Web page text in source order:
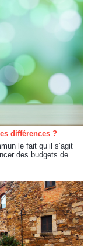
différences ?
le fait qu’il s’agit
des budgets de